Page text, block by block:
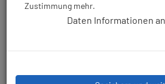
1.471,00 €*
Zustimmung mehr.
Daten Informationen